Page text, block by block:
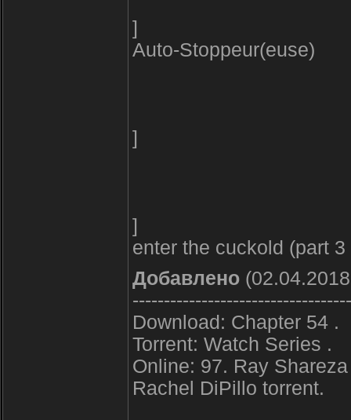
]
Auto-Stoppeur(euse)
]
]
enter the cuckold (part 3
Добавлено
Download: Chapter 54 .
Torrent: Watch Series .
Online: 97. Ray
Rachel DiPillo torrent.